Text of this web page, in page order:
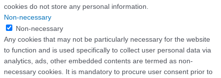
cookies do not store any personal information.
Non-necessary
Non-necessary
Any cookies that may not be particularly necessary for the website
to function and is used specifically to collect user personal data via
analytics, ads, other embedded contents are termed as non-
necessary cookies. It is mandatory to procure user consent prior to